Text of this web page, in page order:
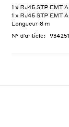
1 x RJ45 STP EMT
1 x RJ45 STP EMT
Longueur 8 m
N° d'article:
934251